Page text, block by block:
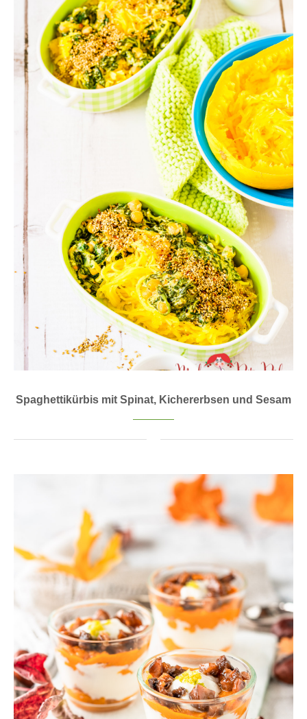
Spaghettikürbis mit Spinat, Kichererbsen und Sesam